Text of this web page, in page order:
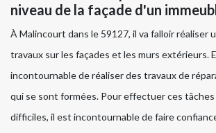
niveau de la façade d'un
À Malincourt dans le 59127, il va falloir réaliser
travaux sur les façades et les murs extérieurs.
incontournable de réaliser des travaux de
qui se sont formées. Pour effectuer ces
difficiles, il est incontournable de faire